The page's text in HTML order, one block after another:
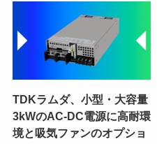
TDKラムダ、小型・大容量
3kWのAC-DC電源に高耐環
境と吸気ファンのオプショ